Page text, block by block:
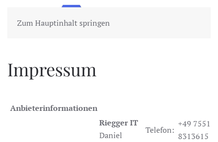
Zum Hauptinhalt springen
Impressum
Anbieterinformationen
Riegger IT
Daniel
Telefon:
+49 7551
8313615